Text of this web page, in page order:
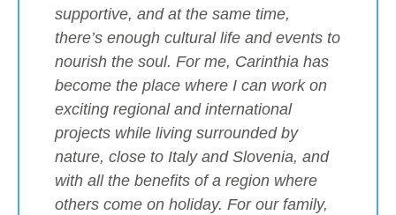
supportive, and at the same time,
there’s enough cultural life and events to
nourish the soul. For me, Carinthia has
become the place where I can work on
exciting regional and international
projects while living surrounded by
nature, close to Italy and Slovenia, and
with all the benefits of a region where
others come on holiday. For our family,